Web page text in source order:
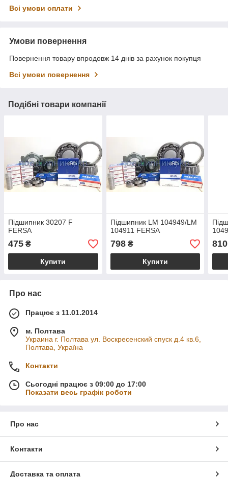
Всі умови оплати
Умови повернення
Повернення товару впродовж 14 днів за рахунок покупця
Всі умови повернення
Подібні товари компанії
Підшипник 30207 F
FERSA
475 ₴
Купити
Підшипник LM 104949/LM
104911 FERSA
798₴
Купити
810
Про нас
Працює з 11.01.2014
м. Полтава
Украина г. Полтава ул. Воскресенский спуск д.4 кв.6,
Полтава, Україна
Контакти
Сьогодні працює з 09:00 до 17:00
Показати весь графік роботи
Про нас
Контакти
Доставка та оплата